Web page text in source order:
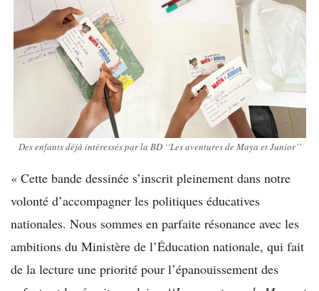
Des enfants déjà intéressés par la BD ‘‘Les aventures de Maya et Junior’’
« Cette bande dessinée s’inscrit pleinement dans notre
volonté d’accompagner les politiques éducatives
nationales. Nous sommes en parfaite résonance avec les
ambitions du Ministère de l’Éducation nationale, qui fait
de la lecture une priorité pour l’épanouissement des